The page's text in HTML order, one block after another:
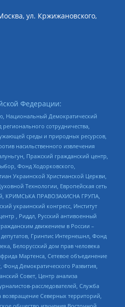
ул. Кржижановского,
Федерации:
Национальный Демократический
сотрудничества,
среды и природных ресурсов,
насильственного извлечения
Пражский гражданский центр,
Фонд Ходорковского,
Украинской Христианской Церкви,
Технологии, Европейская сеть
КРИМСЬКА ПРАВОЗАХИСНА ГРУПА,
украинский конгресс, Институт
, Риддл, Русский антивоенный
движением в России –
Гринпис Интернешнл, Фонд
Белорусский дом прав человека
Мартенса, Сетевое объединение
Демократического Развития,
Совет, Центр анализа
расследователей, Служба
Северных территорий,